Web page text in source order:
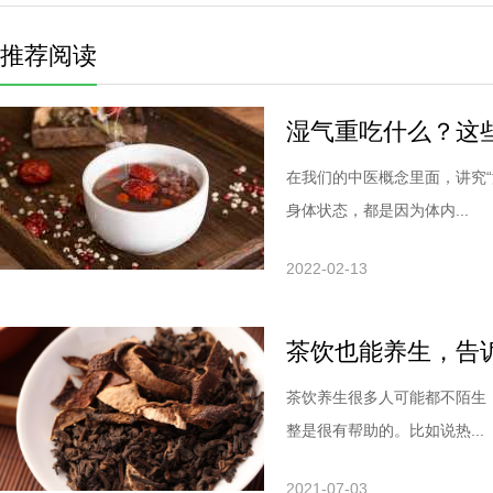
推荐阅读
湿气重吃什么？这
在我们的中医概念里面，讲究
身体状态，都是因为体内...
2022-02-13
茶饮也能养生，告
茶饮养生很多人可能都不陌
整是很有帮助的。比如说热...
2021-07-03